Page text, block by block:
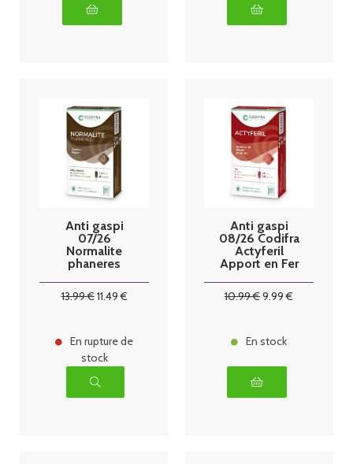
Anti gaspi
07/26
Normalite
phaneres
13.99€11.49€
En rupture de
stock
Anti gaspi
08/26 Codifra
Actyferil
Apport en Fer
10.99€9.99 €
En stock